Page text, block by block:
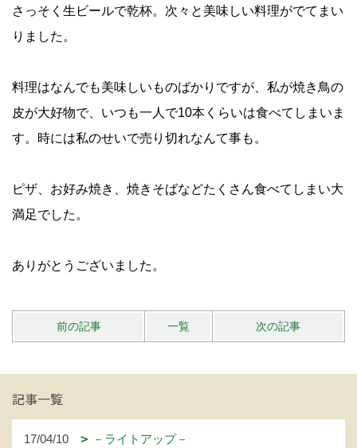
さっそく生ビールで乾杯。次々と美味しい料理がでてまい
りました。
料理はなんでも美味しいものばかりですが、私が焼き鳥の
皮が大好物で、いつも一人で10本くらいは食べてしまいま
す。時には私のせいで売り切れなんて事も。
ピザ、お好み焼き、焼きそばなどたくさん食べてしまい大
満足でした。
ありがとうございました。
前の記事 一覧 次の記事
記事一覧
17/04/10 －ライトアップ－